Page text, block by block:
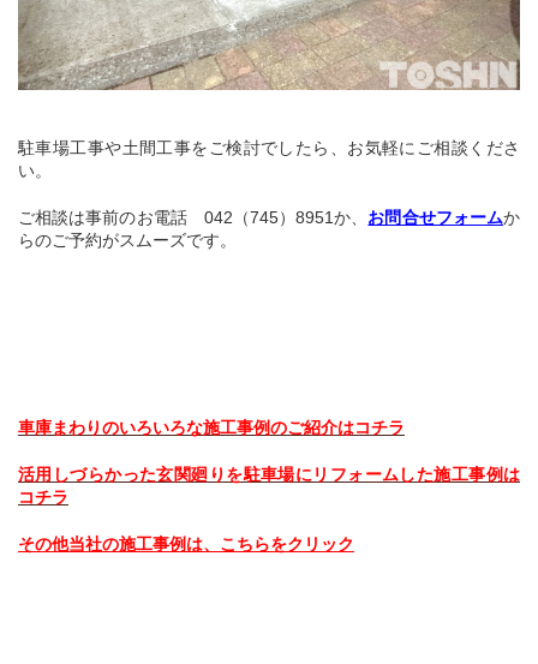
駐車場工事や土間工事をご検討でしたら、お気軽にご相談くださ
い。
ご相談は事前のお電話 042（745）8951か、 お問合せフォームか
らのご予約がスムーズです。
車庫まわりのいろいろな施工事例のご紹介はコチラ
活用しづらかった玄関廻りを駐車場にリフォームした施工事例は
コチラ
その他当社の施工事例は、こちらをクリック